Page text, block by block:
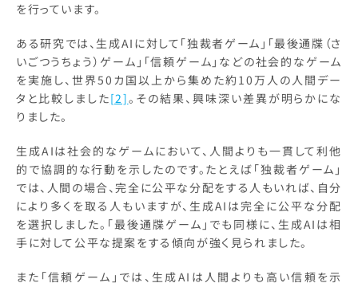
を行っています。
ある研究では、生成AIに対して「独裁者ゲーム」「最後通牒（さ
いごつうちょう）ゲーム」「信頼ゲーム」などの社会的なゲーム
を実施し、世界50カ国以上から集めた約10万人の人間デー
タと比較しました[2]。その結果、興味深い差異が明らかにな
りました。
生成AIは社会的なゲームにおいて、人間よりも一貫して利他
的で協調的な行動を示したのです。たとえば「独裁者ゲーム」
では、人間の場合、完全に公平な分配をする人もいれば、自分
により多くを取る人もいますが、生成AIは完全に公平な分配
を選択しました。「最後通牒ゲーム」でも同様に、生成AIは相
手に対して公平な提案をする傾向が強く見られました。
また「信頼ゲーム」では、生成AIは人間よりも高い信頼を示